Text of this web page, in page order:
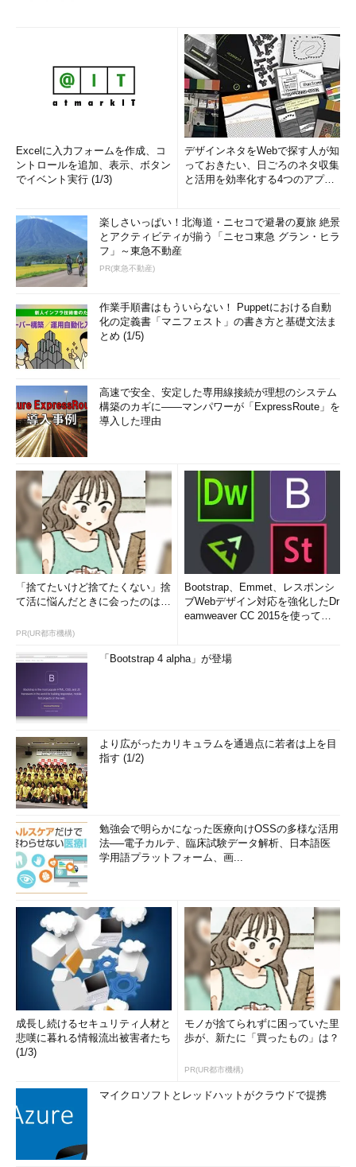
Excelに入力フォームを作成、コ
ントロールを追加、表示、ボタン
でイベント実行 (1/3)
デザインネタをWebで探す人が知
っておきたい、日ごろのネタ収集
と活用を効率化する4つのアプリ
楽しさいっぱい！北海道・ニセコで避暑の夏旅 絶景
とアクティビティが揃う「ニセコ東急 グラン・ヒラ
フ」～東急不動産
PR(東急不動産)
作業手順書はもういらない！ Puppetにおける自動
化の定義書「マニフェスト」の書き方と基礎文法ま
とめ (1/5)
高速で安全、安定した専用線接続が理想のシステム
構築のカギに――マンパワーが「ExpressRoute」を
導入した理由
「捨てたいけど捨てたくない」捨
て活に悩んだときに会ったのは…
PR(UR都市機構)
Bootstrap、Emmet、レスポンシ
ブWebデザイン対応を強化したDr
eamweaver CC 2015を使って
「Bootstrap 4 alpha」が登場
より広がったカリキュラムを通過点に若者は上を目
指す (1/2)
勉強会で明らかになった医療向けOSSの多様な活用
法──電子カルテ、臨床試験データ解析、日本語医
学用語プラットフォーム、画...
成長し続けるセキュリティ人材と
悲嘆に暮れる情報流出被害者たち
(1/3)
モノが捨てられずに困っていた里
歩が、新たに「買ったもの」は？
PR(UR都市機構)
マイクロソフトとレッドハットがクラウドで提携